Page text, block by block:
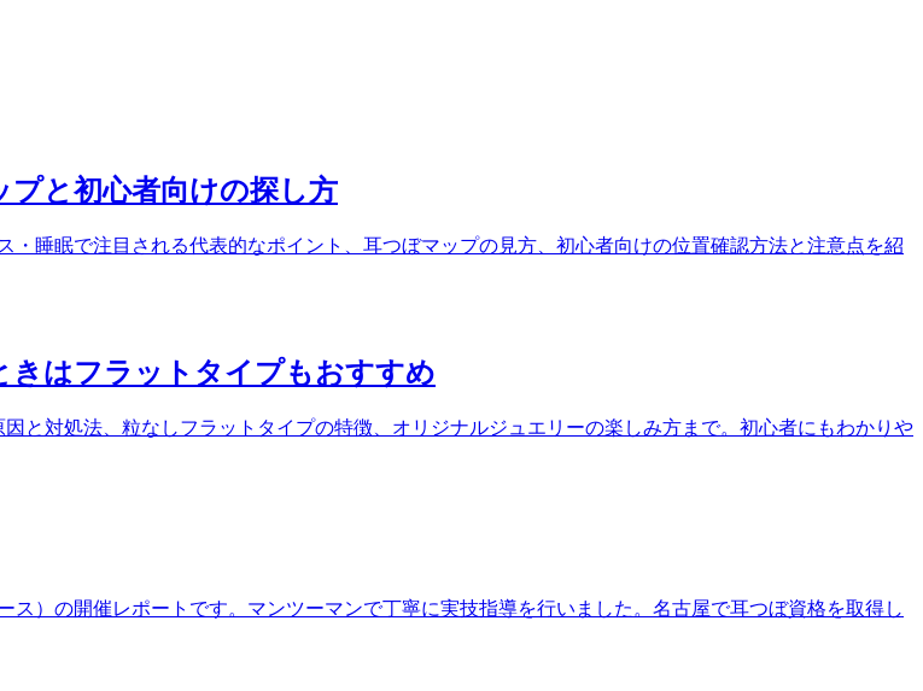
プと初心者向けの探し方
睡眠で注目される代表的なポイント、耳つぼマップの見方、初心者向けの位置確認方法と注意点を紹
きはフラットタイプもおすすめ
と対処法、粒なしフラットタイプの特徴、オリジナルジュエリーの楽しみ方まで。初心者にもわかりや
）の開催レポートです。マンツーマンで丁寧に実技指導を行いました。名古屋で耳つぼ資格を取得し